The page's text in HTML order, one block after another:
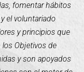
fomentar hábitos
el voluntariado
y principios que
Objetivos de
y son apoyados